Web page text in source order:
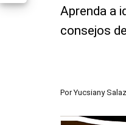
Aprenda a
consejos
Por Yucsiany